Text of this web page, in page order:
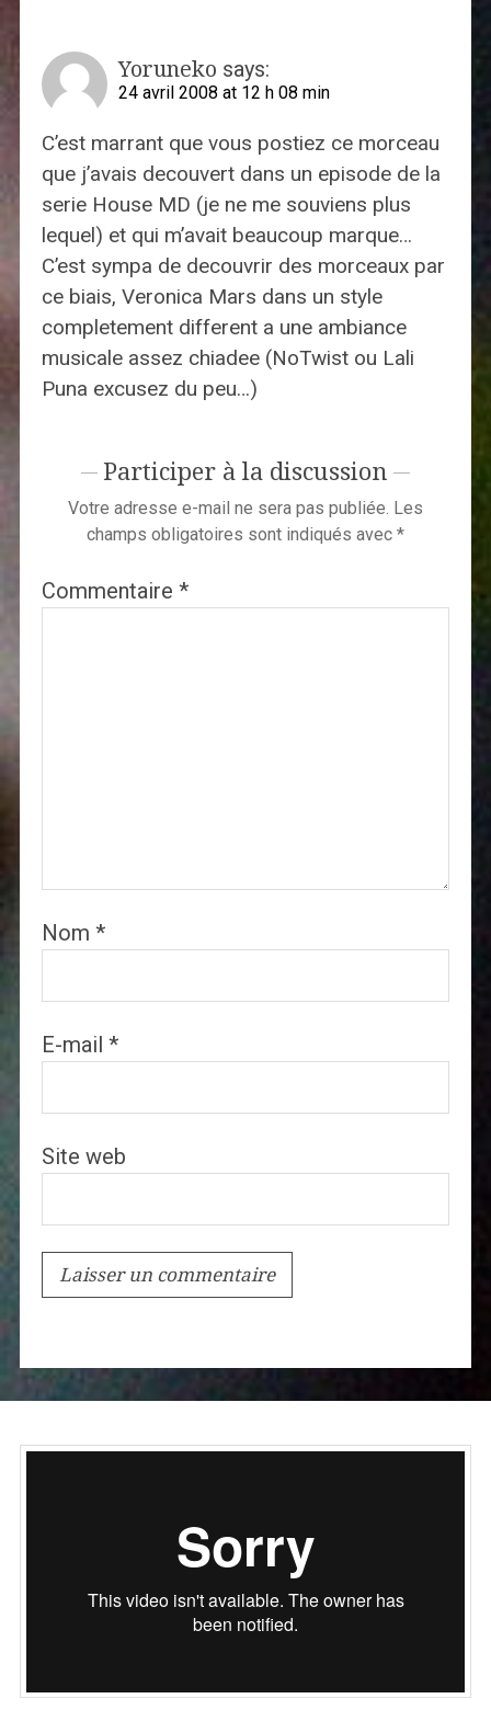
Yoruneko says:
24 avril 2008 at 12 h 08 min
C’est marrant que vous postiez ce morceau
que j’avais decouvert dans un episode de la
serie House MD (je ne me souviens plus
lequel) et qui m’avait beaucoup marque…
C’est sympa de decouvrir des morceaux par
ce biais, Veronica Mars dans un style
completement different a une ambiance
musicale assez chiadee (NoTwist ou Lali
Puna excusez du peu…)
Participer à la discussion
Votre adresse e-mail ne sera pas publiée. Les
champs obligatoires sont indiqués avec *
Commentaire *
Nom *
E-mail *
Site web